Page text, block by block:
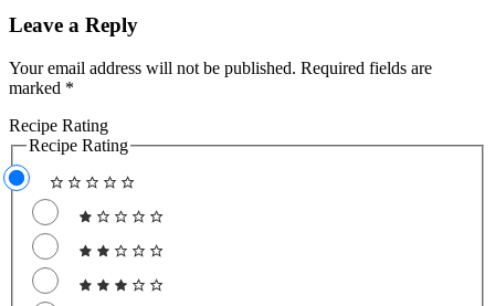
Leave a Reply
Your email address will not be published. Required fields are
marked *
Recipe Rating
Recipe Rating